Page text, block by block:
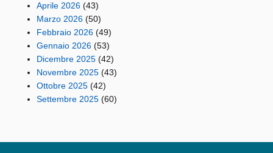
Aprile 2026 (43)
Marzo 2026 (50)
Febbraio 2026 (49)
Gennaio 2026 (53)
Dicembre 2025 (42)
Novembre 2025 (43)
Ottobre 2025 (42)
Settembre 2025 (60)